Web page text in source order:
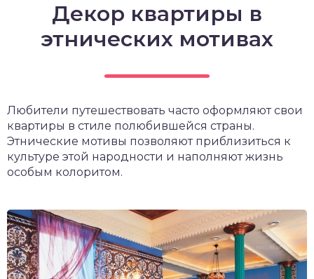
Декор квартиры в
этнических мотивах
Любители путешествовать часто оформляют свои
квартиры в стиле полюбившейся страны.
Этнические мотивы позволяют приблизиться к
культуре этой народности и наполняют жизнь
особым колоритом.